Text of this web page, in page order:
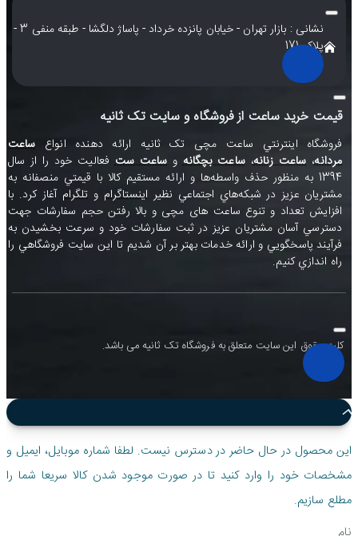
نشانی : بازار تهران - خیابان پانزده خرداد - پاساژ دلگشا - طبقه منفی 3 -
پلاک 171
قیمت خرید ساعت از فروشگاه و سایت تک ثانیه
فروشگاه اينترنتي ساعت مچی تک ثانيه ارائه دهنده انواع ساعت
مردانه، ساعت زنانه،ساعت بچگانهو ساعت ستفعاليت خود را از سال
1394 به منظور حذف واسطه‌ها و ارائه مستقيم کالا با قيمتي منصفانه به
مشتريان عزيز در شبکه‌هاي اجتماعي نظير اينستاگرام و تلگرام آغاز کرد. با
افزايش تعداد و تنوع ساعت های مچی و بالا رفتن حجم سفارشات جهت
دسترسي آسان مشتريان عزيز در ثبت سفارشات خود و سرعت بخشيدن به
فرآيند پاسخگويي و ارائه خدمات بهتر بر آن شديم تا اين سايت فروشگاهي را
راه اندازي کنيم.
کلیه حقوق این سایت متعلق به فروشگاه تک ثانیه می باشد.
این محصول در حال حاضر در دسترس نیست. لطفا شماره موبایل، ایمیل و
مشخصات خود را وارد کنید تا در صورت موجود شدن کالا سریعا شما را
مطلع سازیم.